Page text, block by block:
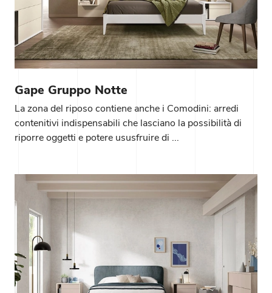
Gape Gruppo Notte
La zona del riposo contiene anche i Comodini: arredi
contenitivi indispensabili che lasciano la possibilità di
riporre oggetti e potere ususfruire di ...